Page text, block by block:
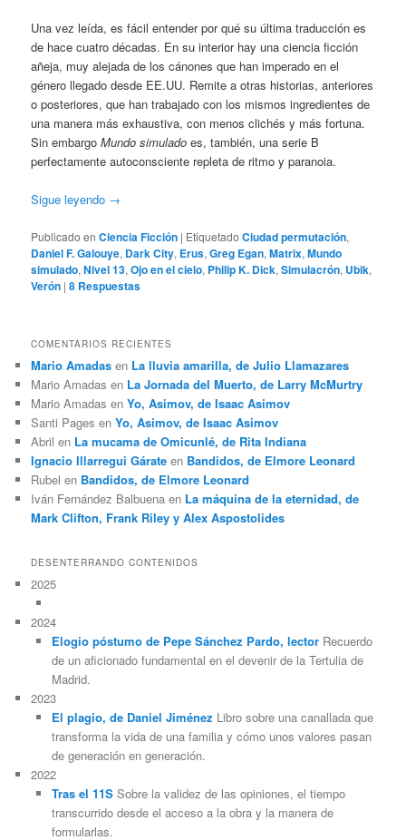
Una vez leída, es fácil entender por qué su última traducción es
de hace cuatro décadas. En su interior hay una ciencia ficción
añeja, muy alejada de los cánones que han imperado en el
género llegado desde EE.UU. Remite a otras historias, anteriores
o posteriores, que han trabajado con los mismos ingredientes de
una manera más exhaustiva, con menos clichés y más fortuna.
Sin embargoMundo simulado es, también, una serie B
perfectamente autoconsciente repleta de ritmo y paranoia.
Sigue leyendo →
Publicado en Ciencia Ficción | Etiquetado Ciudad permutación,
Daniel F. Galouye, Dark City, Erus,Greg Egan,Matrix,Mundo
simulado,Nivel 13,Ojo en el cielo, Philip K. Dick,Simulacrón, Ubik,
Verón |8 Respuestas
COMENTARIOS RECIENTES
Mario Amadas en La lluvia amarilla, de Julio Llamazares
Mario Amadas en La Jornada del Muerto, de Larry McMurtry
Mario Amadas enYo, Asimov, de Isaac Asimov
Santi Pages enYo, Asimov, de Isaac Asimov
Abril en La mucama de Omicunlé, de Rita Indiana
Ignacio Illarregui Gárate en Bandidos, de Elmore Leonard
Rubel en Bandidos, de Elmore Leonard
Iván Fernández Balbuena en La máquina de la eternidad, de
Mark Clifton, Frank Riley y Alex Aspostolides
DESENTERRANDO CONTENIDOS
2025
2024
Elogio póstumo de Pepe Sánchez Pardo, lectorRecuerdo
de un aficionado fundamental en el devenir de la Tertulia de
Madrid.
2023
El plagio, de Daniel Jiménez Libro sobre una canallada que
transforma la vida de una familia y cómo unos valores pasan
de generación en generación.
2022
Tras el 11SSobre la validez de las opiniones, el tiempo
transcurrido desde el acceso a la obra y la manera de
formularlas.